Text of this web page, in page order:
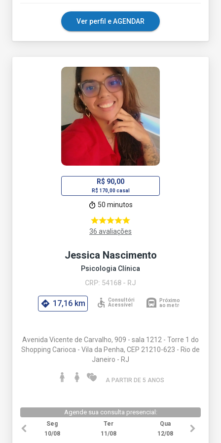
Ver perfil e AGENDAR
R$ 90,00
R$ 170,00 casal
50 minutos
36 avaliações
Jessica Nascimento
Psicologia Clínica
CRP: 54168 - RJ
17,16 km
Avenida Vicente de Carvalho, 909 - sala 1212 - Torre 1 do
Shopping Carioca - Vila da Penha, CEP 21210-623 - Rio de
Janeiro - RJ
A PARTIR DE 5 ANOS
Agende sua consulta presencial:
Seg
10/08
Ter
11/08
Qua
12/08